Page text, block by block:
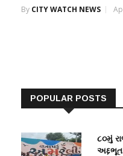
By CITY WATCH NEWS
POPULAR POSTS
૮૦મું